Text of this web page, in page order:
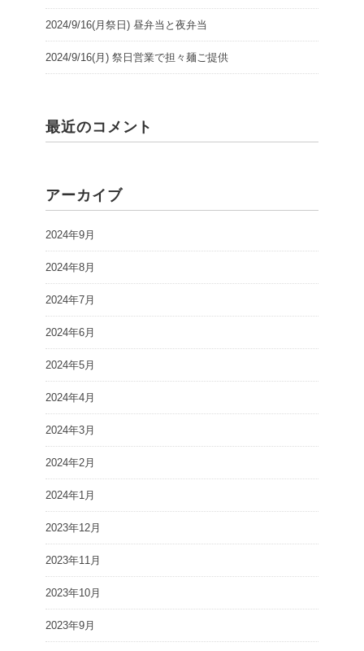
2024/9/16(月祭日) 昼弁当と夜弁当
2024/9/16(月) 祭日営業で担々麺ご提供
最近のコメント
アーカイブ
2024年9月
2024年8月
2024年7月
2024年6月
2024年5月
2024年4月
2024年3月
2024年2月
2024年1月
2023年12月
2023年11月
2023年10月
2023年9月